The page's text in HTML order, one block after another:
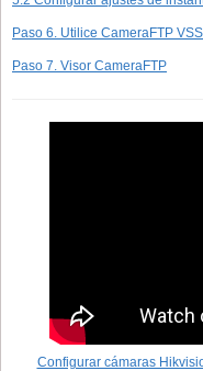
Paso 6. Utilice CameraFTP
Paso 7. Visor CameraFTP
Configurar cámaras